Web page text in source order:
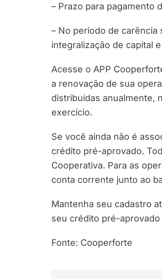
– Prazo para pagamento
– No período de
integralização de capital
Acesse o APP
a renovação de sua
distribuídas anualmente,
exercício.
Se você ainda não é
crédito pré-aprovado.
Cooperativa. Para as
conta corrente junto ao
Mantenha seu cadastro
seu crédito pré-
Fonte: Cooperforte